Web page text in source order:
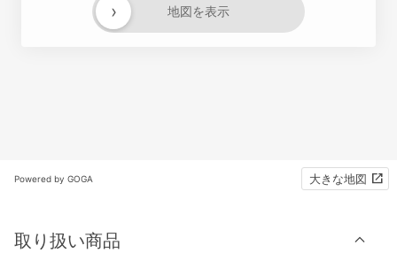
地図を表示
›
Powered by GOGA 大きな地図
取り扱い商品